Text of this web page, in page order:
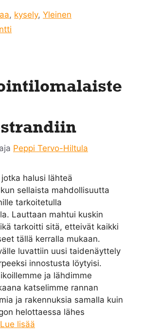
, kysely,Yleinen
Peppi Tervo-Hiltula
halusi lähteä
sellaista mahdollisuutta
tarkoitetulla
Lauttaan mahtui kuskin
tarkoitti sitä, etteivät kaikki
tällä kerralla mukaan.
luvattiin uusi taidenäyttely
innostusta löytyisi.
ja lähdimme
katselimme rannan
ja rakennuksia samalla kuin
helottaessa lähes
Lue lisää